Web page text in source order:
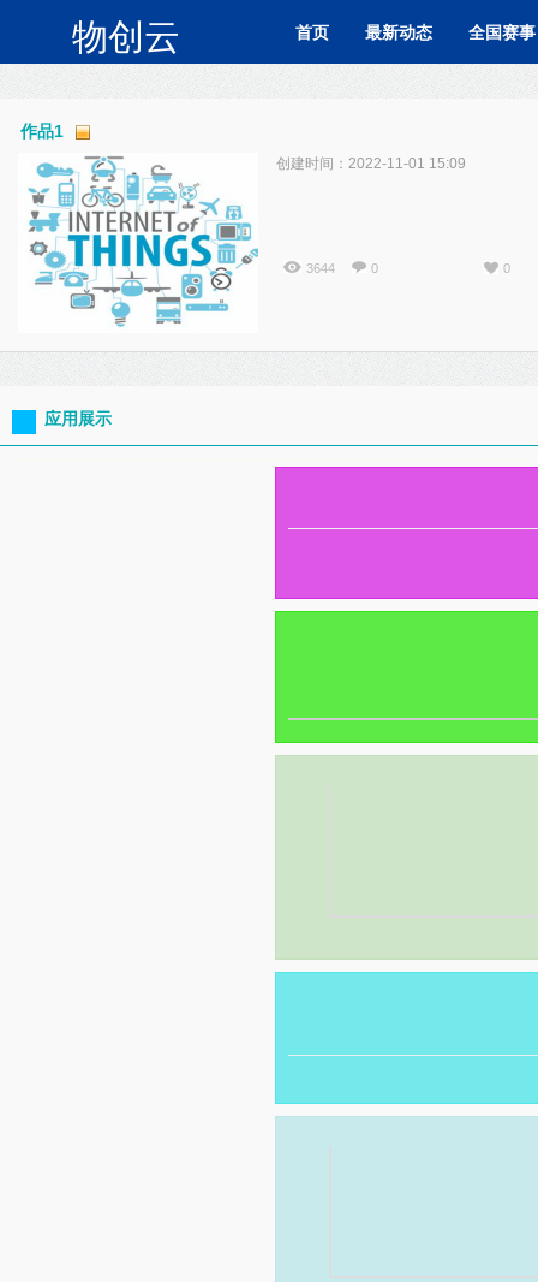
物创云 首页 最新动态 全国赛事
作品1
创建时间：2022-11-01 15:09
3644 0 0
应用展示